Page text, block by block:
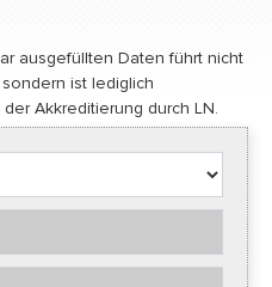
ausgefüllten Daten führt nicht
ist lediglich
Akkreditierung durch LN.